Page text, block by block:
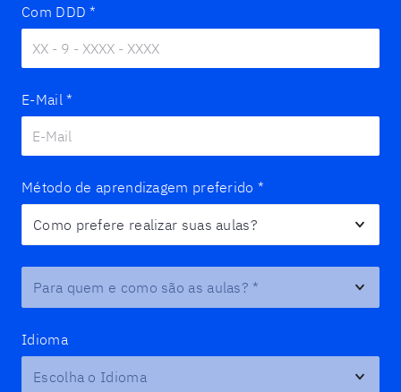
Com DDD *
E-Mail *
Método de aprendizagem preferido *
Idioma